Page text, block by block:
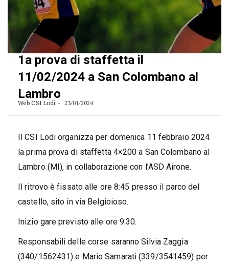
1a prova di staffetta il
11/02/2024 a San Colombano al
Lambro
Web CSI Lodi 23/01/2024
Il CSI Lodi organizza per domenica 11 febbraio 2024
la prima prova di staffetta 4×200 a San Colombano al
Lambro (MI), in collaborazione con l’ASD Airone.
Il ritrovo è fissato alle ore 8:45 presso il parco del
castello, sito in via Belgioioso.
Inizio gare previsto alle ore 9:30.
Responsabili delle corse saranno Silvia Zaggia
(340/1562431) e Mario Samarati (339/3541459) per